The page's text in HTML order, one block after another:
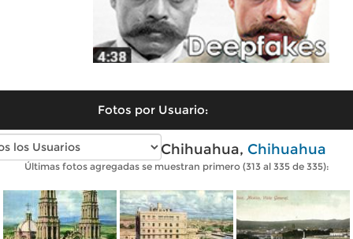
Fotos por Usuario:
Fotos antiguas de Chihuahua, Chihuahua
Últimas fotos agregadas se muestran primero (313 al 335 de 335):